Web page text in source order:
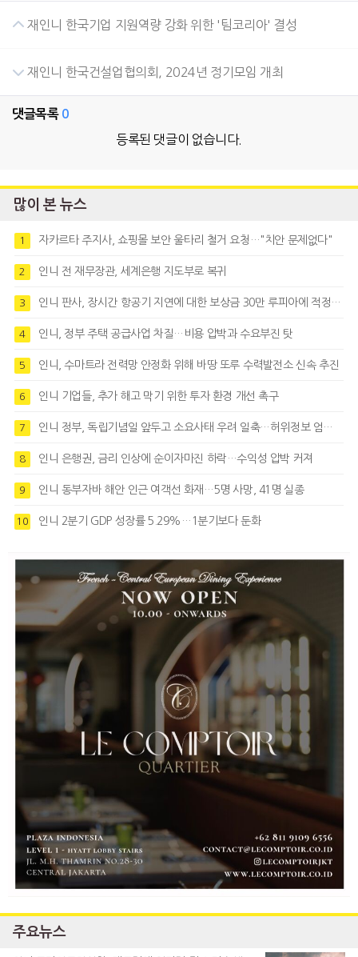
재인니 한국기업 지원역량 강화 위한 '팀코리아' 결성
재인니 한국건설업협의회, 2024년 정기모임 개최
댓글목록 0
등록된 댓글이 없습니다.
많이 본 뉴스
1 자카르타 주지사, 쇼핑몰 보안 울타리 철거 요청…"치안 문제없다"
2 인니 전 재무장관, 세계은행 지도부로 복귀
3 인니 판사, 장시간 항공기 지연에 대한 보상금 30만 루피아에 적정성 제기
4 인니, 정부 주택 공급사업 차질…비용 압박과 수요부진 탓
5 인니, 수마트라 전력망 안정화 위해 바땅 또루 수력발전소 신속 추진
6 인니 기업들, 추가 해고 막기 위한 투자 환경 개선 촉구
7 인니 정부, 독립기념일 앞두고 소요사태 우려 일축…허위정보 엄정대응
8 인니 은행권, 금리 인상에 순이자마진 하락…수익성 압박 커져
9 인니 동부자바 해안 인근 여객선 화재…5명 사망, 41명 실종
10 인니 2분기 GDP 성장률 5.29%…1분기보다 둔화
주요뉴스